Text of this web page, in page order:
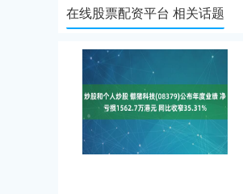
在线股票配资平台 相关话题